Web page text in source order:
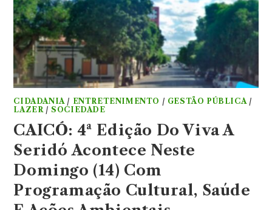
CIDADANIA / ENTRETENIMENTO / GESTÃO PÚBLICA /
LAZER /SOCIEDADE
CAICÓ: 4ª Edição Do Viva A
Seridó Acontece Neste
Domingo (14) Com
Programação Cultural, Saúde